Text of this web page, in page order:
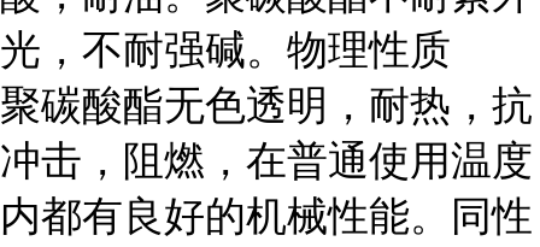
光，不耐强碱。物理性质
聚碳酸酯无色透明，耐热，抗
冲击，阻燃，在普通使用温度
内都有良好的机械性能。同性